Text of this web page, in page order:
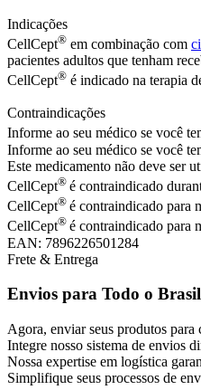
Indicações
CellCept® em combinação com
pacientes adultos que tenham
CellCept® é indicado na terapia
Contraindicações
Informe ao seu médico se você
Informe ao seu médico se você
Este medicamento não deve ser
CellCept® é contraindicado
CellCept® é contraindicado para
CellCept® é contraindicado para
EAN: 7896226501284
Frete & Entrega
Envios para Todo o Brasil
Agora, enviar seus produtos
Integre nosso sistema de envios
Nossa expertise em logística
Simplifique seus processos de